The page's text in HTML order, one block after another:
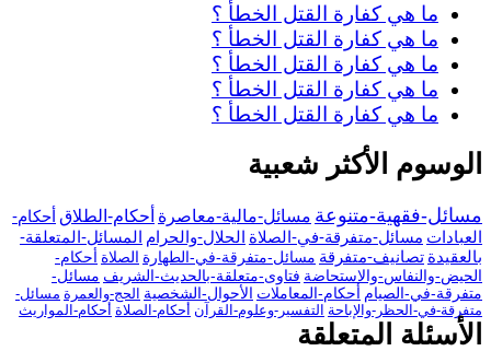
ما هي كفارة القتل الخطأ ؟
ما هي كفارة القتل الخطأ ؟
ما هي كفارة القتل الخطأ ؟
ما هي كفارة القتل الخطأ ؟
ما هي كفارة القتل الخطأ ؟
الوسوم الأكثر شعبية
مسائل-فقهية-متنوعة مسائل-مالية-معاصرة أحكام-الطلاق أحكام-
العبادات مسائل-متفرقة-في-الصلاة الحلال-والحرام المسائل-المتعلقة-
بالعقيدة تصانيف-متفرقة مسائل-متفرقة-في-الطهارة الصلاة أحكام-
الحيض-والنفاس-والاستحاضة فتاوى-متعلقة-بالحديث-الشريف مسائل-
متفرقة-في-الصيام أحكام-المعاملات الأحوال-الشخصية الحج-والعمرة مسائل-
متفرقة-في-الحظر-والإباحة التفسير-وعلوم-القرآن أحكام-الصلاة أحكام-المواريث
الأسئلة المتعلقة